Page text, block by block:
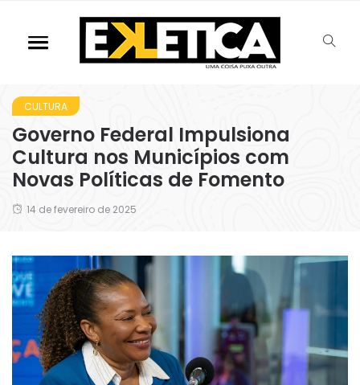
CULTURA
Governo Federal Impulsiona
Cultura nos Municípios com
Novas Políticas de Fomento
14 de fevereiro de 2025